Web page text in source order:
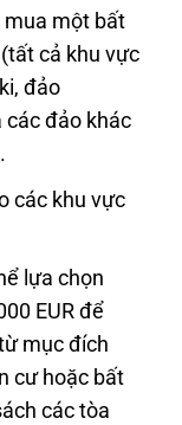
mua một bất
cả khu vực
đảo
các đảo khác
các khu vực
lựa chọn
EUR để
mục đích
cư hoặc bất
các tòa